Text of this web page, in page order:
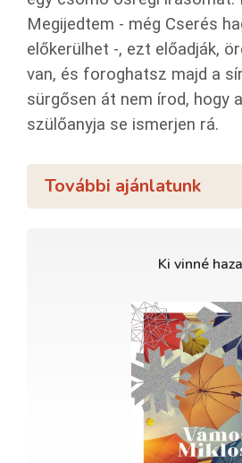
Megijedtem - még Cserés
előkerülhet -, ezt előadják,
van, és foroghatsz majd a
sürgősen át nem írod, hogy
szülőanyja se ismerjen rá.
További ajánlatunk
Ki vinné haza